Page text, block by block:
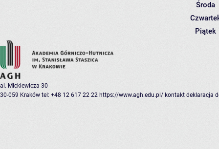
Środa
Piątek
al. Mickiewicza 30
30-059 Kraków tel: +48 12 617 22 22 https://www.agh.edu.pl/ kontakt deklaracja